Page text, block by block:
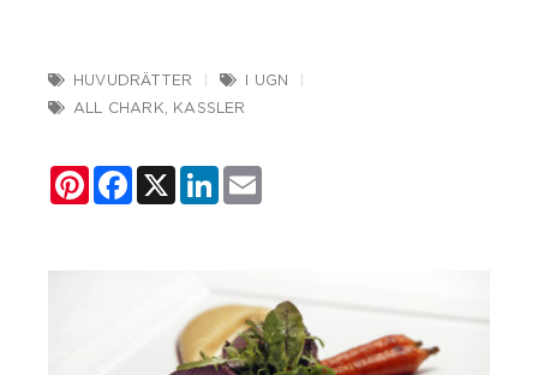
HUVUDRÄTTER
I UGN
ALL CHARK
KASSLER
PinterestFacebook
X LinkedIn